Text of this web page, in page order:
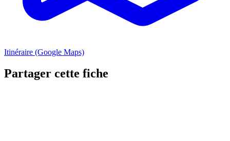
Itinéraire (Google Maps)
Partager cette fiche